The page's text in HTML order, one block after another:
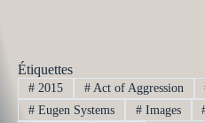
Étiquettes
#2015 #Act of Aggression
#Eugen Systems #Images